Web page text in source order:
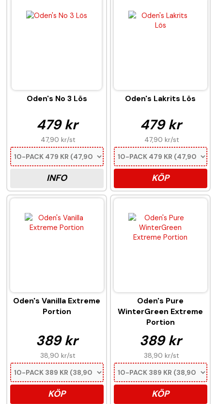
Oden's No 3 Lös
479 kr
47,90 kr/st
INFO
Oden's Lakrits Lös
479 kr
47,90 kr/st
KÖP
Oden's Vanilla Extreme
Portion
389 kr
38,90 kr/st
KÖP
Oden's Pure
WinterGreen Extreme
Portion
389 kr
38,90 kr/st
KÖP